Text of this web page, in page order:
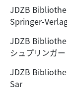
JDZB
Springer-
JDZB
シュプリンガ
JDZB
Sar